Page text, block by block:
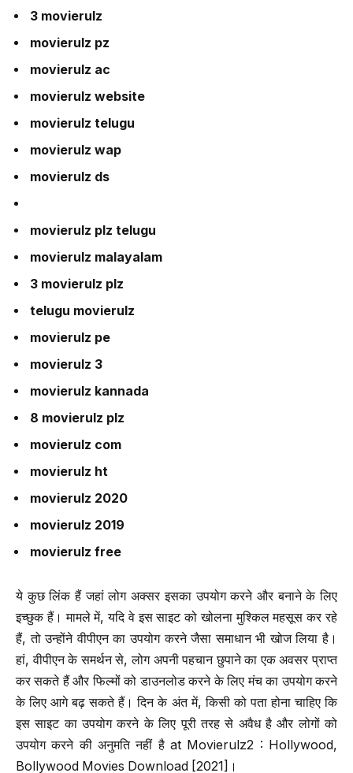
3 movierulz
movierulz pz
movierulz ac
movierulz website
movierulz telugu
movierulz wap
movierulz ds
movierulz plz telugu
movierulz malayalam
3 movierulz plz
telugu movierulz
movierulz pe
movierulz 3
movierulz kannada
8 movierulz plz
movierulz com
movierulz ht
movierulz 2020
movierulz 2019
movierulz free
ये कुछ लिंक हैं जहां लोग अक्सर इसका उपयोग करने और बनाने के लिए
इच्छुक हैं। मामले में, यदि वे इस साइट को खोलना मुश्किल महसूस कर रहे
हैं, तो उन्होंने वीपीएन का उपयोग करने जैसा समाधान भी खोज लिया है।
हां, वीपीएन के समर्थन से, लोग अपनी पहचान छुपाने का एक अवसर प्राप्त
कर सकते हैं और फिल्मों को डाउनलोड करने के लिए मंच का उपयोग करने
के लिए आगे बढ़ सकते हैं। दिन के अंत में, किसी को पता होना चाहिए कि
इस साइट का उपयोग करने के लिए पूरी तरह से अवैध है और लोगों को
उपयोग करने की अनुमति नहीं है at Movierulz2 : Hollywood,
Bollywood Movies Download [2021]।